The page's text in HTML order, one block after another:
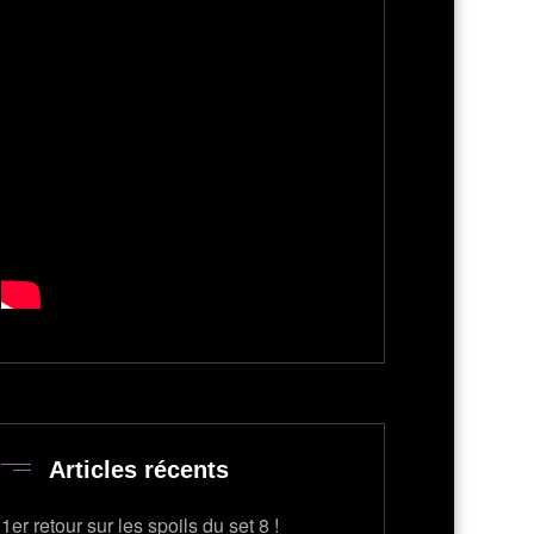
Articles récents
1er retour sur les spoils du set 8 !